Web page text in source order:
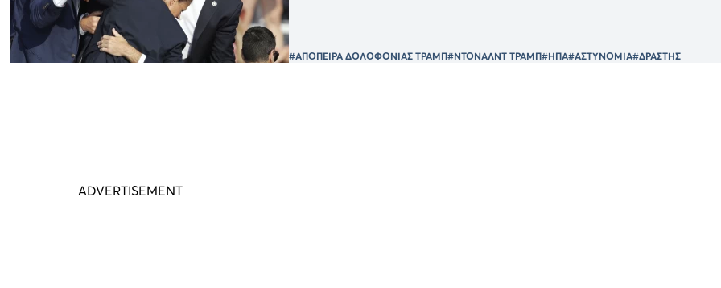
#ΑΠΟΠΕΙΡΑ ΔΟΛΟΦΟΝΙΑΣ ΤΡΑΜΠ#ΝΤΟΝΑΛΝΤ ΤΡΑΜΠ#ΗΠΑ#ΑΣΤΥΝΟΜΙΑ#ΔΡΑΣΤΗΣ